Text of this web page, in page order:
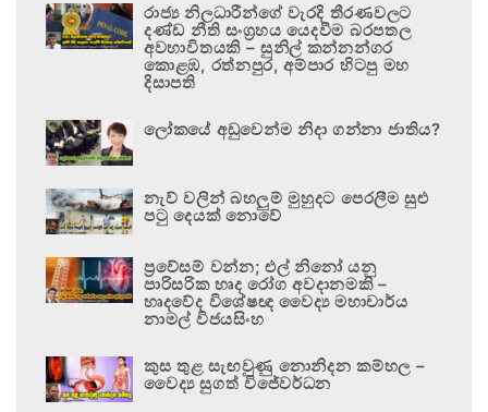
රාජ්‍ය නිලධාරීන්ගේ වැරදි තීරණවලට
දණ්ඩ නීති සංග්‍රහය යෙදවීම බරපතල
අවභාවිතයකි – සුනිල් කන්නන්ගර
කොළඹ, රත්නපුර, අම්පාර හිටපු මහ
දිසාපති
ලෝකයේ අඩුවෙන්ම නිදා ගන්නා ජාතිය?
නැව් වලින් බහලුම් මුහුදට පෙරලීම සුළු
පටු දෙයක් නොවේ
ප්‍රවේසම් වන්න; එල් නිනෝ යනු
පාරිසරික හෘද රෝග අවදානමකි –
හෘදවේද විශේෂඥ වෛද්‍ය මහාචාර්ය
නාමල් විජයසිංහ
කුස තුළ සැඟවුණු නොනිදන කම්හල –
වෛද්‍ය සුගත් විජේවර්ධන